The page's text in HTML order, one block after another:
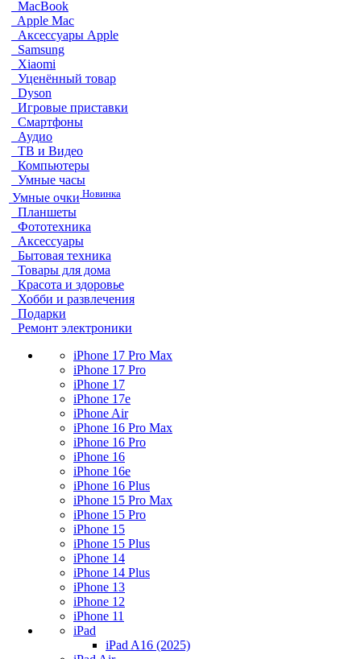
MacBook
Apple Mac
Аксессуары Apple
Samsung
Xiaomi
Уценённый товар
Dyson
Игровые приставки
Смартфоны
Аудио
ТВ и Видео
Компьютеры
Умные часы
Умные очки Новинка
Планшеты
Фототехника
Аксессуары
Бытовая техника
Товары для дома
Красота и здоровье
Хобби и развлечения
Подарки
Ремонт электроники
iPhone 17 Pro Max
iPhone 17 Pro
iPhone 17
iPhone 17e
iPhone Air
iPhone 16 Pro Max
iPhone 16 Pro
iPhone 16
iPhone 16e
iPhone 16 Plus
iPhone 15 Pro Max
iPhone 15 Pro
iPhone 15
iPhone 15 Plus
iPhone 14
iPhone 14 Plus
iPhone 13
iPhone 12
iPhone 11
iPad
iPad A16 (2025)